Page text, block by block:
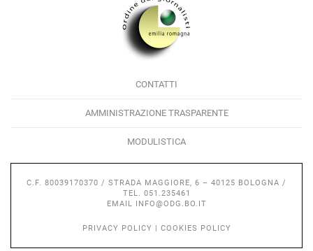
CONTATTI
AMMINISTRAZIONE TRASPARENTE
MODULISTICA
C.F. 80039170370 / STRADA MAGGIORE, 6 – 40125 BOLOGNA /
TEL. 051.235461
EMAIL
INFO@ODG.BO.IT
PRIVACY POLICY COOKIES POLICY